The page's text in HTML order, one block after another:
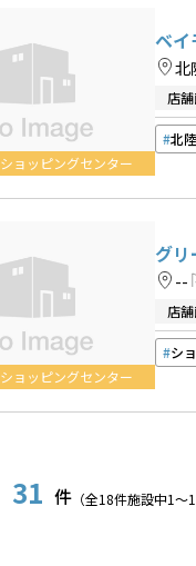
ショッピングセンター
ベイ
北
店
北陸
ショッピングセンター
グリ
--
店
シ
31 件 （全18件施設中1〜